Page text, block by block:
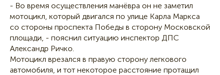
- Во время осуществления манёвра он не заметил
мотоцикл, который двигался по улице Карла Маркса
со стороны проспекта Победы в сторону Московской
площади, - пояснил ситуацию инспектор ДПС
Александр Ричко.
Мотоцикл врезался в правую сторону легкового
автомобиля, и тот некоторое расстояние протащил